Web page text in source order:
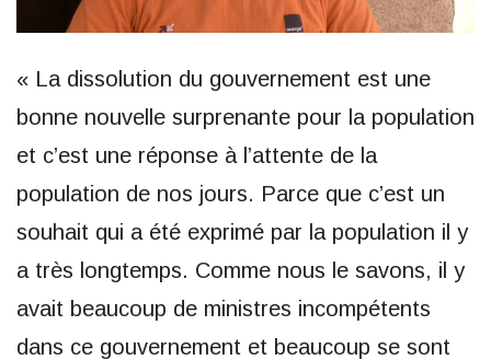
« La dissolution du gouvernement est une
bonne nouvelle surprenante pour la population
et c’est une réponse à l’attente de la
population de nos jours. Parce que c’est un
souhait qui a été exprimé par la population il y
a très longtemps. Comme nous le savons, il y
avait beaucoup de ministres incompétents
dans ce gouvernement et beaucoup se sont